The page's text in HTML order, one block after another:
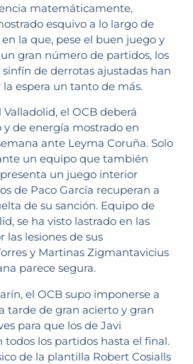
matemáticamente,
esquivo a lo largo de
la que, pese el buen juego y
gran número de partidos, los
de derrotas ajustadas han
espera un tanto de más.
Valladolid, el OCB deberá
de energía mostrado en
ante Leyma Coruña. Solo
un equipo que también
un juego interior
de Paco García recuperan a
de su sanción. Equipo de
se ha visto lastrado en las
las lesiones de sus
y Martinas Zigmantavicius
parece segura.
el OCB supo imponerse a
tarde de gran acierto y gran
para que los de Javi
los partidos hasta el final.
de la plantilla Robert Cosialls